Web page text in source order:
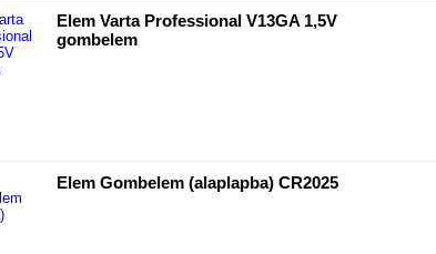
Elem Varta Professional V13GA 1,5V
gombelem
Elem Gombelem (alaplapba) CR2025